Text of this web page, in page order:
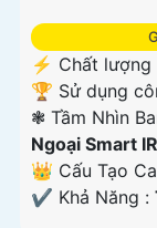
️⚡ Chất lượng
🏆 Sử dụng
❃ Tầm Nhìn
Ngoại Smart
👑 Cấu Tạo
️✔️ Khả Năng :